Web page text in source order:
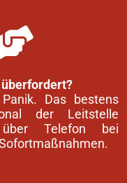
Das bestens
der Leitstelle
Telefon bei